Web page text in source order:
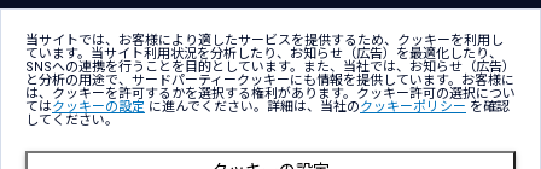
クッキー（Cookie）プリファレン
ス
当サイトでは、お客様により適したサービスを提供するため、クッキーを利用し
ています。当サイト利用状況を分析したり、お知らせ（広告）を最適化したり、
SNSへの連携を行うことを目的としています。また、当社では、お知らせ（広告）
と分析の用途で、サードパーティークッキーにも情報を提供しています。お客様に
は、クッキーを許可するかを選択する権利があります。クッキー許可の選択につい
てはクッキーの設定 に進んでください。詳細は、当社のクッキーポリシー を確認
してください。